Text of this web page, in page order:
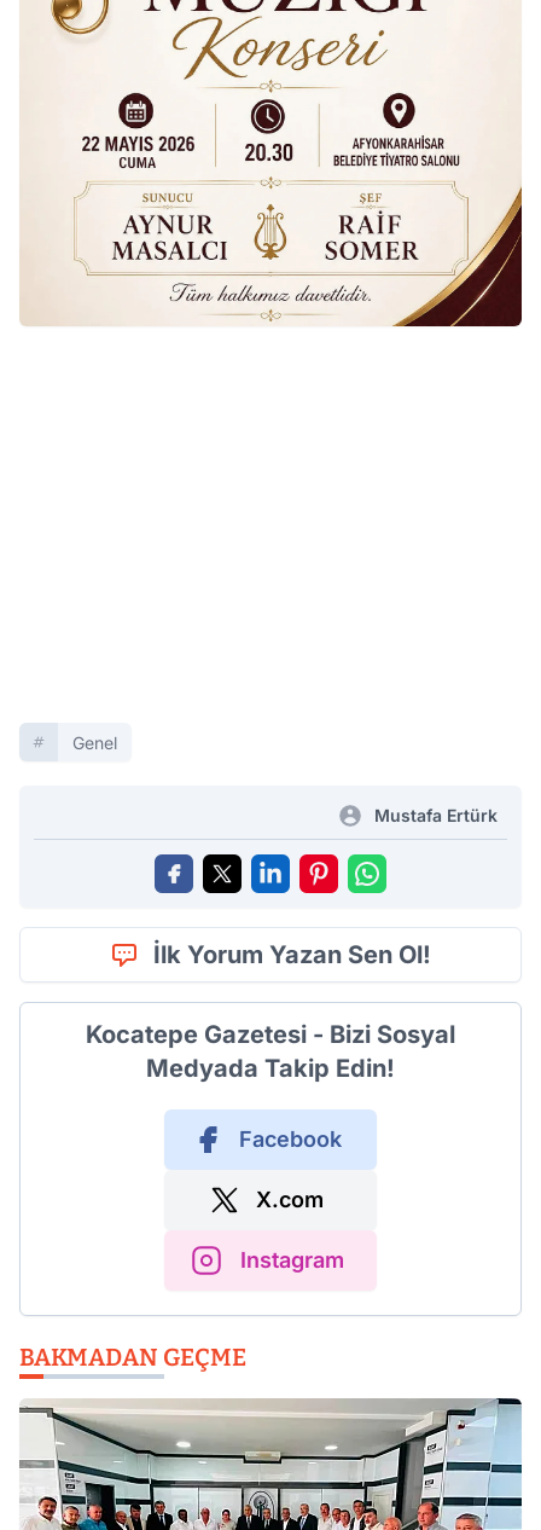
Genel
Mustafa Ertürk
İlk Yorum Yazan Sen Ol!
Kocatepe Gazetesi - Bizi Sosyal
Medyada Takip Edin!
Facebook
X.com
Instagram
BAKMADAN GEÇME